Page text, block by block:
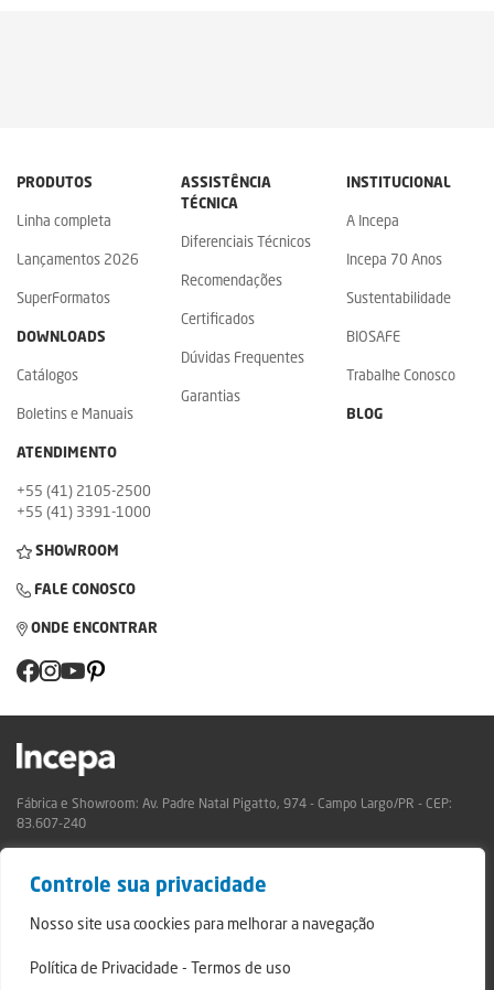
Controle sua privacidade
Nosso site usa coockies para melhorar a navegação
Política de Privacidade - Termos de uso
PRODUTOS
Linha completa
Lançamentos 2026
SuperFormatos
DOWNLOADS
Catálogos
Boletins e Manuais
ASSISTÊNCIA
TÉCNICA
Diferenciais Técnicos
Recomendações
Certificados
Dúvidas Frequentes
Garantias
INSTITUCIONAL
A Incepa
Incepa 70 Anos
Sustentabilidade
BIOSAFE
Trabalhe Conosco
BLOG
ATENDIMENTO
+55 (41) 2105-2500
+55 (41) 3391-1000
SHOWROOM
FALE CONOSCO
ONDE ENCONTRAR
Fábrica e Showroom: Av. Padre Natal Pigatto, 974 - Campo Largo/PR - CEP:
83.607-240
Relatório de Transparência São Mateus do Sul
© 2024 - Incepa Revestimentos Cerâmicos, todos os direitos reservados.